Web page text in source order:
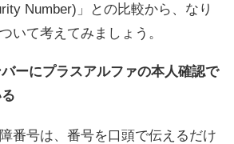
Number)」との比較から、なり
いて考えてみましょう。
バーにプラスアルファの本人確認で
番号は、番号を口頭で伝えるだけ